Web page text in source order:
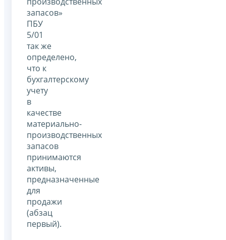
запасов»
ПБУ
5/01
так же
определено,
что к
бухгалтерскому
учету
в
качестве
материально-
производственных
запасов
принимаются
активы,
предназначенные
для
продажи
(абзац
первый).